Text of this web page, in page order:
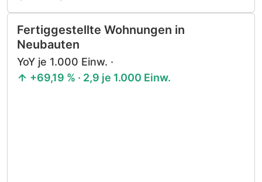
Fertiggestellte Wohnungen in
Neubauten
YoY je 1.000 Einw. ·
+69,19 % · 2,9 je 1.000 Einw.